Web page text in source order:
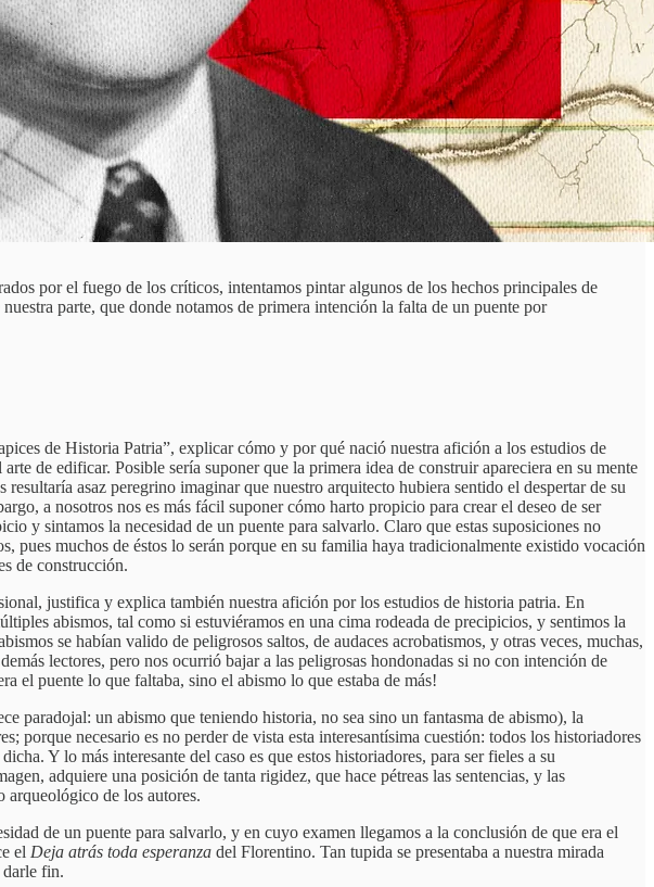
por el fuego de los críticos, intentamos pintar algunos de los hechos principales de
parte, que donde notamos de primera intención la falta de un puente por
de Historia Patria”, explicar cómo y por qué nació nuestra afición a los estudios de
de edificar. Posible sería suponer que la primera idea de construir apareciera en su mente
asaz peregrino imaginar que nuestro arquitecto hubiera sentido el despertar de su
a nosotros nos es más fácil suponer cómo harto propicio para crear el deseo de ser
y sintamos la necesidad de un puente para salvarlo. Claro que estas suposiciones no
pues muchos de éstos lo serán porque en su familia haya tradicionalmente existido vocación
de construcción.
justifica y explica también nuestra afición por los estudios de historia patria. En
abismos, tal como si estuviéramos en una cima rodeada de precipicios, y sentimos la
se habían valido de peligrosos saltos, de audaces acrobatismos, y otras veces, muchas,
lectores, pero nos ocurrió bajar a las peligrosas hondonadas si no con intención de
el puente lo que faltaba, sino el abismo lo que estaba de más!
paradojal: un abismo que teniendo historia, no sea sino un fantasma de abismo), la
porque necesario es no perder de vista esta interesantísima cuestión: todos los historiadores
Y lo más interesante del caso es que estos historiadores, para ser fieles a su
adquiere una posición de tanta rigidez, que hace pétreas las sentencias, y las
arqueológico de los autores.
de un puente para salvarlo, y en cuyo examen llegamos a la conclusión de que era el
el Deja atrás toda esperanza del Florentino. Tan tupida se presentaba a nuestra mirada
darle fin.